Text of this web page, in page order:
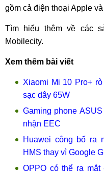
gồm cả điện thoại Apple
Tìm hiểu thêm về các
Mobilecity.
Xem thêm bài viết
Xiaomi Mi 10 Pro+
sạc dây 65W
Gaming phone
nhận EEC
Huawei công bố ra
HMS thay vì Google
OPPO có thể ra mắt